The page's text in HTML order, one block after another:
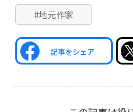
#地元作家
記事をシェア